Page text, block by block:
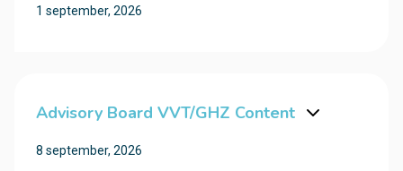
1 september, 2026
Advisory Board VVT/GHZ Content
8 september, 2026